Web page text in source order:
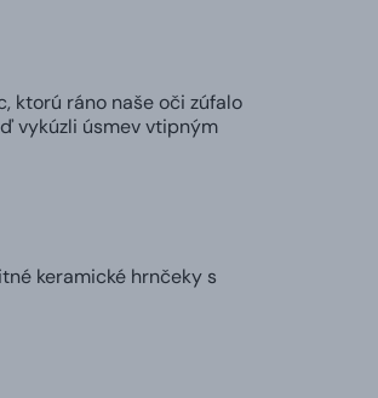
ktorú ráno naše oči zúfalo
vykúzli úsmev vtipným
keramické hrnčeky s